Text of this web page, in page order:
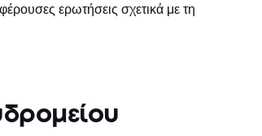
ερωτήσεις σχετικά με τη